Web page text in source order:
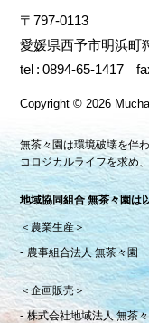
〒797-0113
愛媛県西予市明浜町
tel
0894-65-1417
Copyright© 2026
無茶々園は環境破壊を伴
コロジカルライフを求め
地域協同組合 無茶々園は
＜農業生産＞
農事組合法人 無茶々園
＜企画販売＞
株式会社地域法人 無茶